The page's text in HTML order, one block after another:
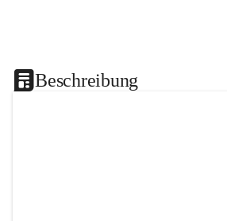
Beschreibung